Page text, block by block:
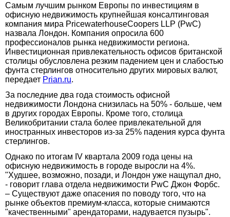
Самым лучшим рынком Европы по инвестициям в
офисную недвижимость крупнейшая консалтинговая
компания мира PricewaterhouseCoopers LLP (PwC)
назвала Лондон. Компания опросила 600
профессионалов рынка недвижимости региона.
Инвестиционная привлекательность офисов британской
столицы обусловлена резким падением цен и слабостью
фунта стерлингов относительно других мировых валют,
передает Prian.ru.
За последние два года стоимость офисной
недвижимости Лондона снизилась на 50% - больше, чем
в других городах Европы. Кроме того, столица
Великобритании стала более привлекательной для
иностранных инвесторов из-за 25% падения курса фунта
стерлингов.
Однако по итогам IV квартала 2009 года цены на
офисную недвижимость в городе выросли на 4%.
"Худшее, возможно, позади, и Лондон уже нащупал дно,
- говорит глава отдела недвижимости PwC Джон Форбс.
– Существуют даже опасения по поводу того, что на
рынке объектов премиум-класса, которые снимаются
"качественными" арендаторами, надувается пузырь".